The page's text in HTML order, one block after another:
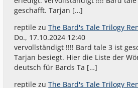
geschafft. Tarjan […]
reptile zuThe Bard's Tale Trilogy
Do., 17.10.2024 12:40
vervollständigt !!!! Bard tale 3 ist
Tarjan besiegt. Hier die Liste der
deutsch für Bards Ta […]
reptile zuThe Bard's Tale Trilogy